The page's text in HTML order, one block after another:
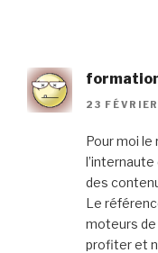
23
Pour moi le
des
Le
moteurs de
profiter et